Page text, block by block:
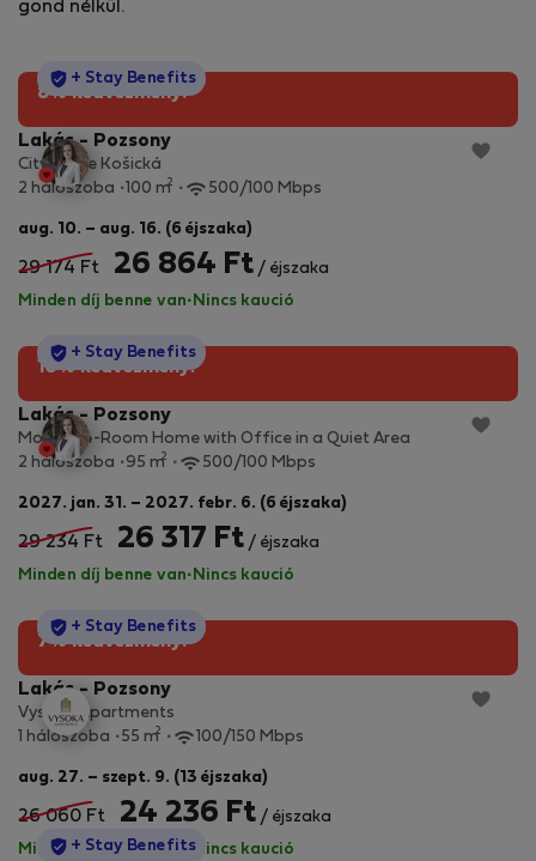
gond nélkül.
8% kedvezmény!
StayProtection
+ Stay Benefits
Lakás - Pozsony
CitySpace Košická
2 hálószoba
100 m2 500/100 Mbps
aug. 10. – aug. 16. (6 éjszaka)
29 174 Ft 26 864 Ft / éjszaka
Minden díj benne van· Nincs kaució
10% kedvezmény!
StayProtection
+ Stay Benefits
Lakás - Pozsony
Modern 4-Room Home with Office in a Quiet Area
2 hálószoba
95 m2 500/100 Mbps
2027. jan. 31. – 2027. febr. 6. (6 éjszaka)
29 234 Ft 26 317 Ft / éjszaka
Minden díj benne van· Nincs kaució
7% kedvezmény!
StayProtection
+ Stay Benefits
Lakás - Pozsony
Vysoka Apartments
1 hálószoba
55 m2 100/150 Mbps
aug. 27. – szept. 9. (13 éjszaka)
26 060 Ft 24 236 Ft / éjszaka
Minden díj benne van·Nincs kaució
StayProtection
+ Stay Benefits